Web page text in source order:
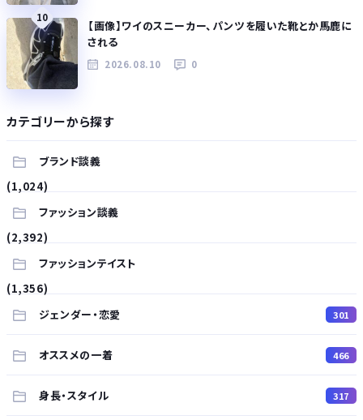
10
【画像】ワイのスニーカー、パンツを履いた靴とか馬鹿に
される
2026.08.10 0
カテゴリーから探す
ブランド談義
(1,024)
ファッション談義
(2,392)
ファッションテイスト
(1,356)
ジェンダー・恋愛
301
オススメの一着 466
身長・スタイル 317